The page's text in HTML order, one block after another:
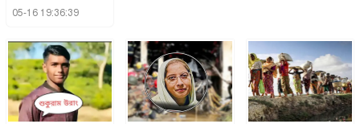
05-16 19:36:39